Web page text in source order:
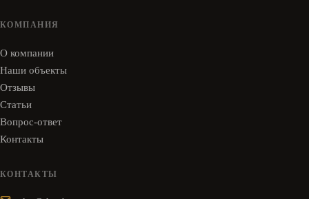
КОМПАНИЯ
О компании
Наши объекты
Отзывы
Статьи
Вопрос-ответ
Контакты
КОНТАКТЫ